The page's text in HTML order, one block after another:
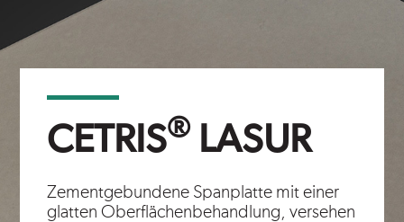
CETRIS® LASUR
Zementgebundene Spanplatte mit einer
glatten Oberflächenbehandlung, versehen